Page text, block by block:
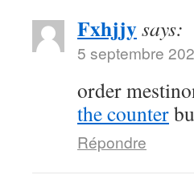
Fxhjjysays:
5 septembre
order
the counter
Répondre